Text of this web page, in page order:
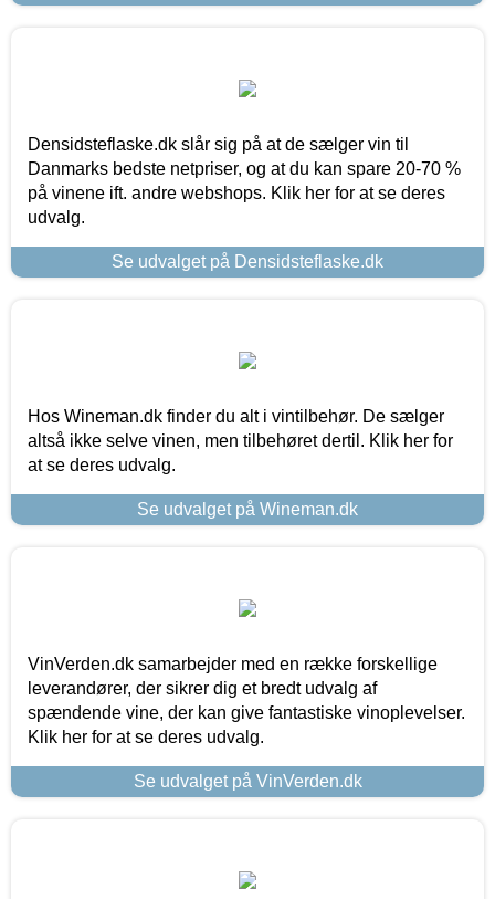
Densidsteflaske.dk slår sig på at de sælger vin til
Danmarks bedste netpriser, og at du kan spare 20-70 %
på vinene ift. andre webshops. Klik her for at se deres
udvalg.
Se udvalget på Densidsteflaske.dk
Hos Wineman.dk finder du alt i vintilbehør. De sælger
altså ikke selve vinen, men tilbehøret dertil. Klik her for
at se deres udvalg.
Se udvalget på Wineman.dk
VinVerden.dk samarbejder med en række forskellige
leverandører, der sikrer dig et bredt udvalg af
spændende vine, der kan give fantastiske vinoplevelser.
Klik her for at se deres udvalg.
Se udvalget på VinVerden.dk